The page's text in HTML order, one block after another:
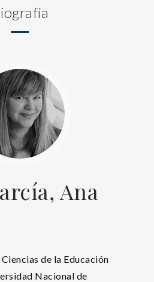
Ana
de la Educación
Nacional de